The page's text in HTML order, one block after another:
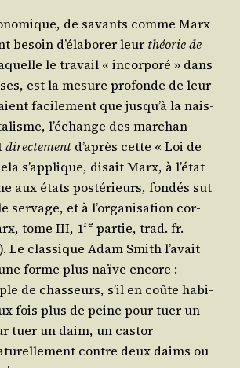
de savants comme Marx
besoin d’élaborer leur théo­rie de
le tra­vail « incor­po­ré » dans
est la mesure pro­fonde de leur
faci­le­ment que jusqu’à la nais­
l’échange des mar­chan­
direc­te­ment d’après cette « Loi de
s’applique, disait Marx, à l’état
aux états pos­té­rieurs, fon­dés sut
ser­vage, et à l’organisation cor­
tome III, 1re par­tie, trad. fr.
Le clas­sique Adam Smith l’avait
forme plus naïve encore :
de chas­seurs, s’il en coûte habi­
fois plus de peine pour tuer un
tuer un daim, un cas­tor
contre deux daims ou